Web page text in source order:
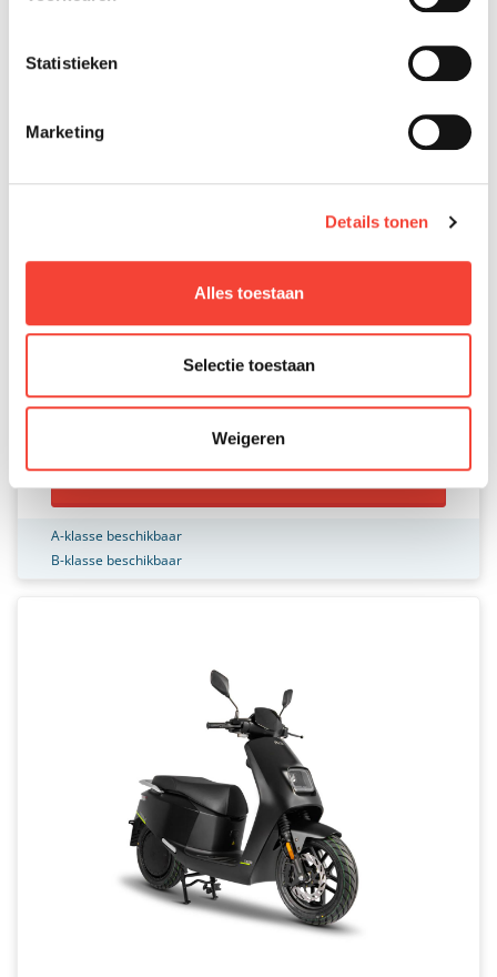
Statistieken
Marketing
Details tonen
Alles toestaan
Selectie toestaan
Weigeren
Iva E-GO S8
A-klasse beschikbaar
B-klasse beschikbaar